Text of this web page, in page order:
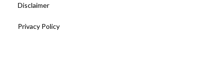
Disclaimer
Privacy Policy